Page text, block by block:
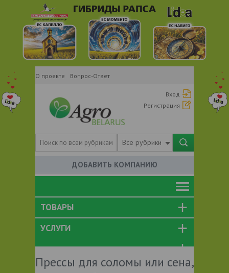
О проекте Вопрос-Ответ
Вход
Регистрация
Все рубрики
ДОБАВИТЬ КОМПАНИЮ
ТОВАРЫ
УСЛУГИ
Прессы для соломы или сена,